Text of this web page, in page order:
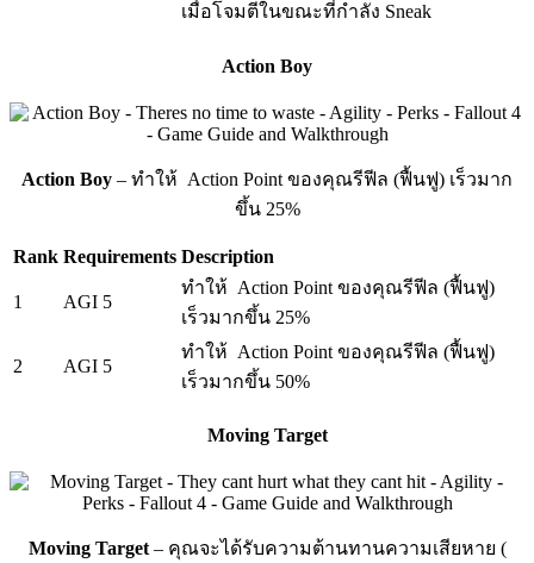
เมื่อโจมตีในขณะที่กำลัง Sneak
Action Boy
Action Boy – ทำให้ Action Point ของคุณรีฟีล (ฟื้นฟู) เร็วมาก
ขึ้น 25%
Rank Requirements Description
1 AGI 5
ทำให้ Action Point ของคุณรีฟีล (ฟื้นฟู)
เร็วมากขึ้น 25%
2 AGI 5
ทำให้ Action Point ของคุณรีฟีล (ฟื้นฟู)
เร็วมากขึ้น 50%
Moving Target
Moving Target– คุณจะได้รับความต้านทานความเสียหาย (